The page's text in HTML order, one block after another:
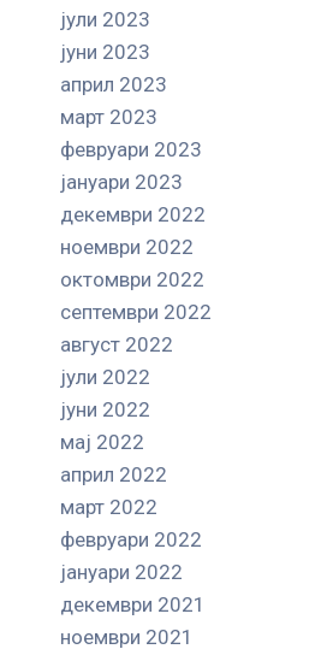
јули 2023
јуни 2023
април 2023
март 2023
февруари 2023
јануари 2023
декември 2022
ноември 2022
октомври 2022
септември 2022
август 2022
јули 2022
јуни 2022
мај 2022
април 2022
март 2022
февруари 2022
јануари 2022
декември 2021
ноември 2021